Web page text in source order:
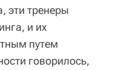
эти тренеры
и их
путем
говорилось,